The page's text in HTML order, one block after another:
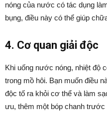
nóng của nước có tác dụng
bụng, điều này có thể giúp
4. Cơ quan giải độc
Khi uống nước nóng, nhiệt độ
trong mồ hôi. Bạn muốn điều
độc tố ra khỏi cơ thể và làm
ưu, thêm một bóp chanh trước